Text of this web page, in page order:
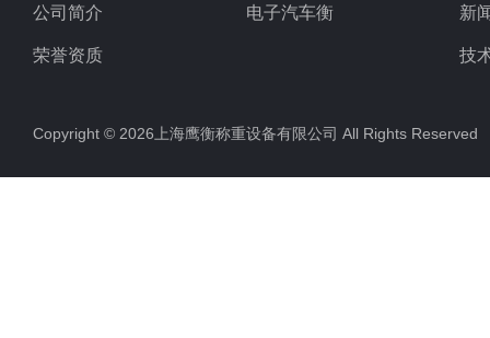
公司简介
荣誉资质
电子汽车衡 新
技
Copyright © 2026上海鹰衡称重设备有限公司 All Rights